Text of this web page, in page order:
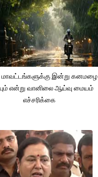
மாவட்டங்களுக்கு இன்று கனமழை
என்று வானிலை ஆய்வு மையம்
எச்சரிக்கை